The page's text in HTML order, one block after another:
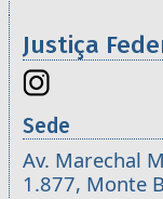
Justiça
Sede
Av. Marechal
1.877, Monte